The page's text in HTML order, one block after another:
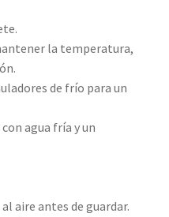
la temperatura,
de frío para un
agua fría y un
aire antes de guardar.